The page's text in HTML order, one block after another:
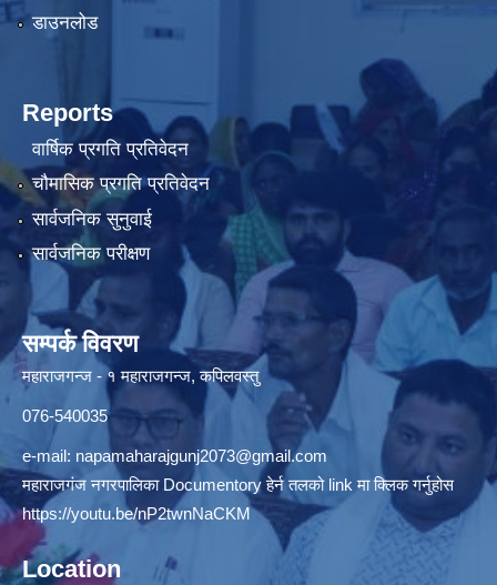
डाउनलोड
Reports
वार्षिक प्रगति प्रतिवेदन
चौमासिक प्रगति प्रतिवेदन
सार्वजनिक सुनुवाई
सार्वजनिक परीक्षण
सम्पर्क विवरण
महाराजगन्ज - १ महाराजगन्ज, कपिलवस्तु
076-540035
e-mail: napamaharajgunj2073@gmail.com
महाराजगंज नगरपालिका Documentory हेर्न तलको link मा क्लिक गर्नुहोस
https://youtu.be/nP2twnNaCKM
Location